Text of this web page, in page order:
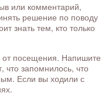
или комментарий,
решение по поводу
знать тем, кто только
от посещения. Напишите
что запомнилось, что
Если вы ходили с